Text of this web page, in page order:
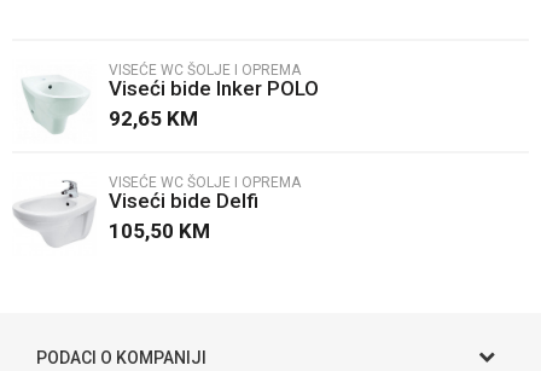
VISEĆE WC ŠOLJE I OPREMA
Viseći bide Inker POLO
92,65 KM
VISEĆE WC ŠOLJE I OPREMA
Viseći bide Delfi
105,50 KM
PODACI O KOMPANIJI